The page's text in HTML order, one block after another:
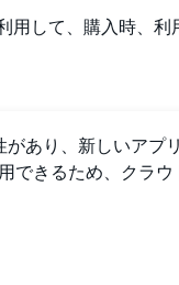
して、購入時、利
があり、新しい
きるため、クラウ